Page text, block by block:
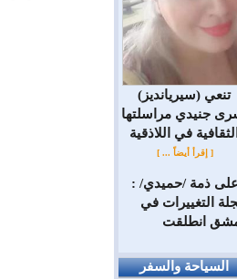
(سيريانديز) تنعي
جنيدي مراسلتها
الثقافية في اللاذقية
[ إقرأ أيضاً ... ]
على ذمة /حميدي/ :
التغييرات في
انطلقت
السياحة والسفر